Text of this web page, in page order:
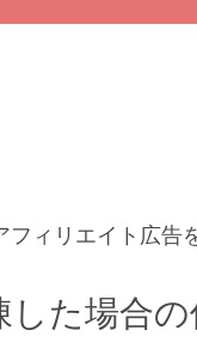
フィリエイト広告
した場合